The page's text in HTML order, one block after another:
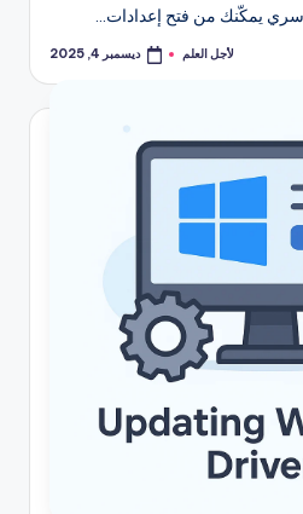
يمكّنك من فتح إعدادات…
تمّ
لأجل العلم ديسمبر 4, 2025